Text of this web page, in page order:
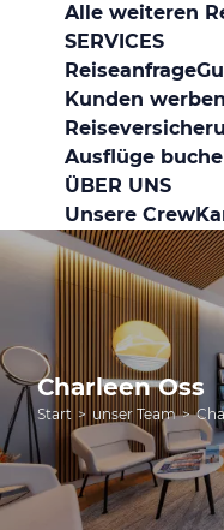
Alle weiteren
SERVICES
Reiseanfrage
Kunden
Ausflüge
ÜBER UNS
Unsere Crew
Charleen Oss
Start unser Team